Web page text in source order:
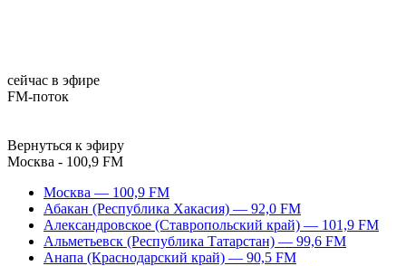
сейчас в эфире
FM-поток
Вернуться к эфиру
Москва - 100,9 FM
Москва — 100,9 FM
Абакан (Республика Хакасия) — 92,0 FM
Александровское (Ставропольский край) — 101,9 FM
Альметьевск (Республика Татарстан) — 99,6 FM
Анапа (Краснодарский край) — 90,5 FM